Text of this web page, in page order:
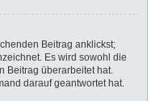
Beitrag anklickst;
Es wird sowohl die
Beitrag überarbeitet hat.
darauf geantwortet hat.